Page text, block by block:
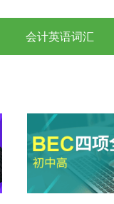
会计英语词汇